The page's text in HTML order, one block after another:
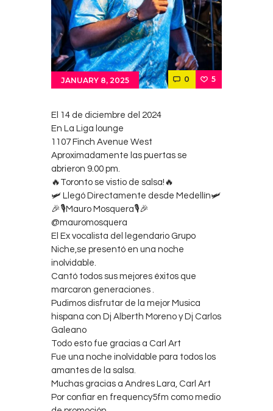
JANUARY 8, 2025 0 5
El 14 de diciembre del 2024
En La Liga lounge
1107 Finch Avenue West
Aproximadamente las puertas se
abrieron 9.00 pm.
🔥Toronto se vistio de salsa!🔥
🛩 Llegó Directamente desde Medellín🛩
🎉🎙Mauro Mosquera🎙🎉
@mauromosquera
El Ex vocalista del legendario Grupo
Niche,se presentó en una noche
inolvidable.
Cantó todos sus mejores éxitos que
marcaron generaciones .
Pudimos disfrutar de la mejor Musica
hispana con Dj Alberth Moreno y Dj Carlos
Galeano
Todo esto fue gracias a Carl Art
Fue una noche inolvidable para todos los
amantes de la salsa.
Muchas gracias a Andres Lara, Carl Art
Por confiar en frequency5fm como medio